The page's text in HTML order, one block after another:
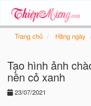
Trang chủ Hằng ngày
Tạo hình ảnh
nền cỏ xanh
23/07/2021